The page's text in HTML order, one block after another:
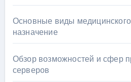
Основные виды
назначение
Обзор возможностей и сфер
серверов